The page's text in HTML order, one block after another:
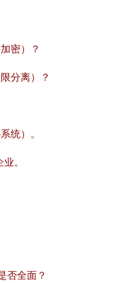
密）？
分离）？
统）。
。
否全面？